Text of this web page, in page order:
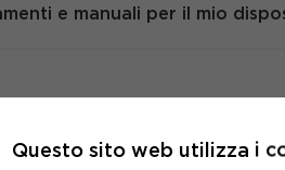
e manuali per il mio
Questo sito web utilizza i